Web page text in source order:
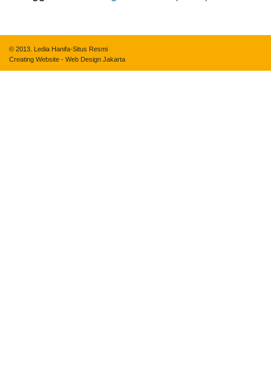
© 2013. Ledia Hanifa-Situs Resmi
Creating Website - Web Design Jakarta